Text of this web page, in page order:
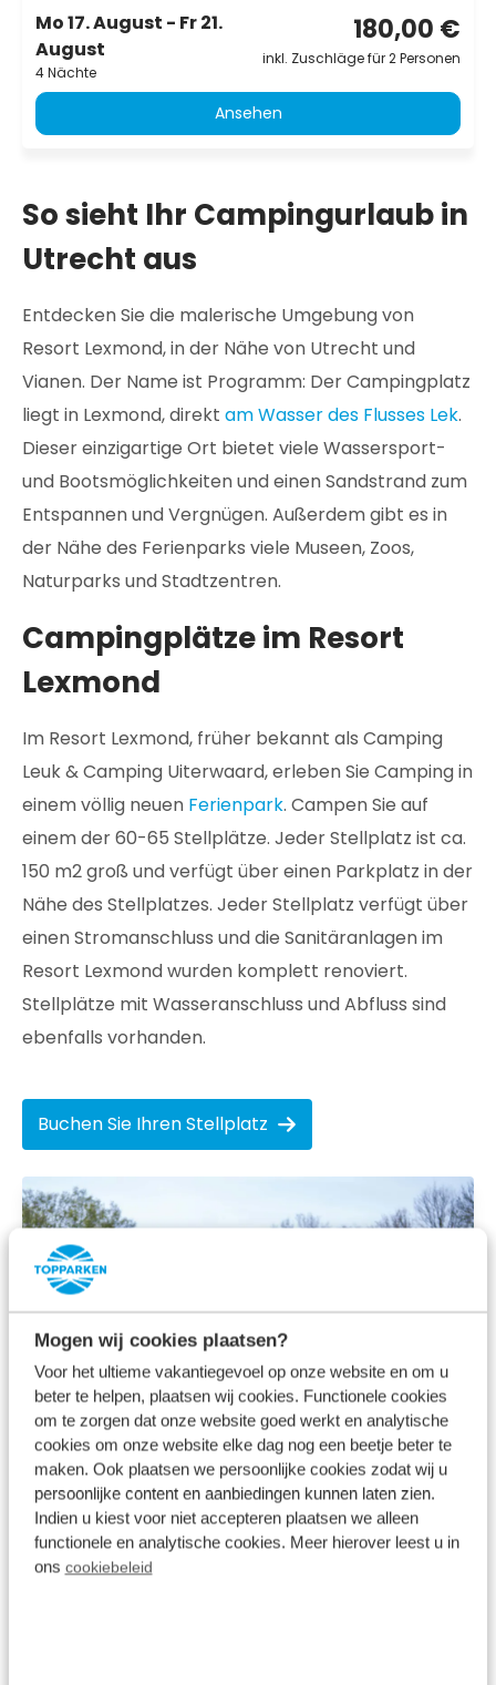
Mogen wij cookies plaatsen?
Voor het ultieme vakantiegevoel op onze website en om u
beter te helpen, plaatsen wij cookies. Functionele cookies
om te zorgen dat onze website goed werkt en analytische
cookies om onze website elke dag nog een beetje beter te
maken. Ook plaatsen we persoonlijke cookies zodat wij u
persoonlijke content en aanbiedingen kunnen laten zien.
Indien u kiest voor niet accepteren plaatsen we alleen
functionele en analytische cookies. Meer hierover leest u in
ons cookiebeleid
Mo 17. August - Fr 21.
August
4 Nächte
180,00 €
inkl. Zuschläge für 2 Personen
Ansehen
So sieht Ihr Campingurlaub in
Utrecht aus
Entdecken Sie die malerische Umgebung von
Resort Lexmond, in der Nähe von Utrecht und
Vianen. Der Name ist Programm: Der Campingplatz
liegt in Lexmond, direkt am Wasser des Flusses Lek.
Dieser einzigartige Ort bietet viele Wassersport-
und Bootsmöglichkeiten und einen Sandstrand zum
Entspannen und Vergnügen. Außerdem gibt es in
der Nähe des Ferienparks viele Museen, Zoos,
Naturparks und Stadtzentren.
Campingplätze im Resort
Lexmond
Im Resort Lexmond, früher bekannt als Camping
Leuk & Camping Uiterwaard, erleben Sie Camping in
einem völlig neuen Ferienpark. Campen Sie auf
einem der 60-65 Stellplätze. Jeder Stellplatz ist ca.
150 m2 groß und verfügt über einen Parkplatz in der
Nähe des Stellplatzes. Jeder Stellplatz verfügt über
einen Stromanschluss und die Sanitäranlagen im
Resort Lexmond wurden komplett renoviert.
Stellplätze mit Wasseranschluss und Abfluss sind
ebenfalls vorhanden.
Buchen Sie Ihren Stellplatz
Alle Medien